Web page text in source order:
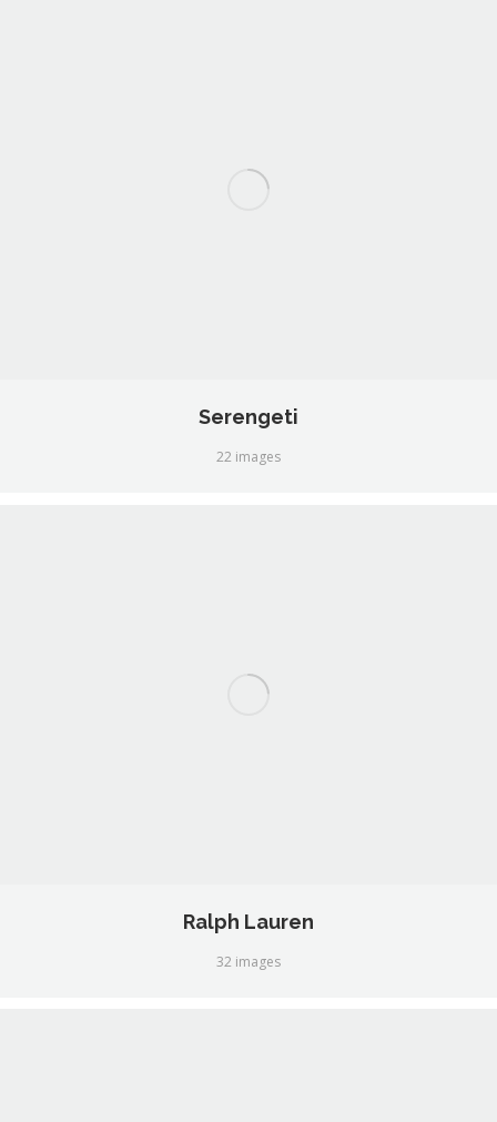
Serengeti
22 images
Ralph Lauren
32 images